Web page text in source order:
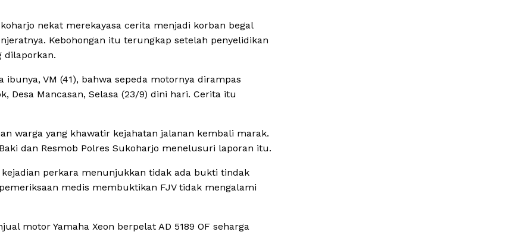
nekat merekayasa cerita menjadi korban begal
Kebohongan itu terungkap setelah penyelidikan
dilaporkan.
VM (41), bahwa sepeda motornya dirampas
Desa Mancasan, Selasa (23/9) dini hari. Cerita itu
warga yang khawatir kejahatan jalanan kembali marak.
dan Resmob Polres Sukoharjo menelusuri laporan itu.
perkara menunjukkan tidak ada bukti tindak
medis membuktikan FJV tidak mengalami
motor Yamaha Xeon berpelat AD 5189 OF seharga